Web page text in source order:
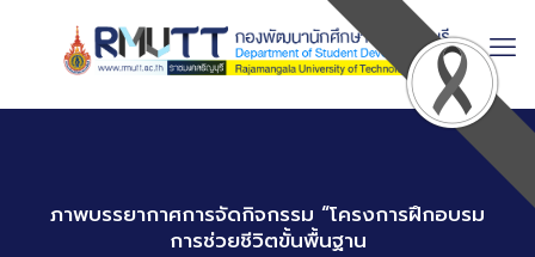
ภาพบรรยากาศการจัดกิจกรรม “โครงการฝึกอบรม
การช่วยชีวิตขั้นพื้นฐาน